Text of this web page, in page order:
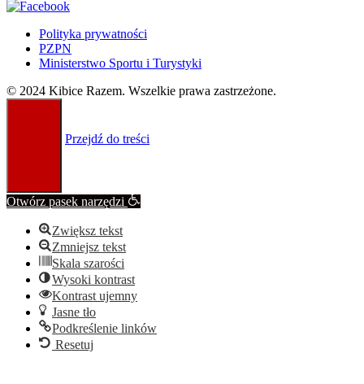
Polityka prywatności
PZPN
Ministerstwo Sportu i Turystyki
© 2024 Kibice Razem. Wszelkie prawa zastrzeżone.
Przejdź do treści
Otwórz pasek narzędzi
Zwiększ tekst
Zmniejsz tekst
Skala szarości
Wysoki kontrast
Kontrast ujemny
Jasne tło
Podkreślenie linków
Resetuj